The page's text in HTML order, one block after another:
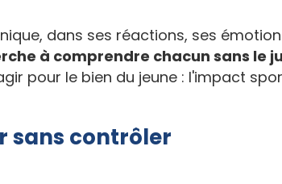
dans ses réactions, ses
à comprendre chacun sans
pour le bien du jeune : l'impact
sans contrôler